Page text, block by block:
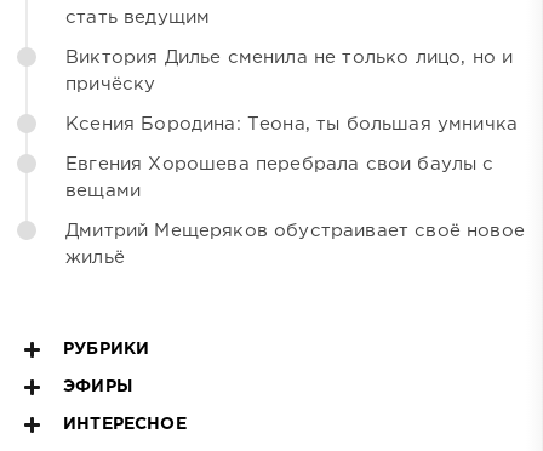
стать ведущим
Виктория Дилье сменила не только лицо, но и
причёску
Ксения Бородина: Теона, ты большая умничка
Евгения Хорошева перебрала свои баулы с
вещами
Дмитрий Мещеряков обустраивает своё новое
жильё
РУБРИКИ
ЭФИРЫ
ИНТЕРЕСНОЕ